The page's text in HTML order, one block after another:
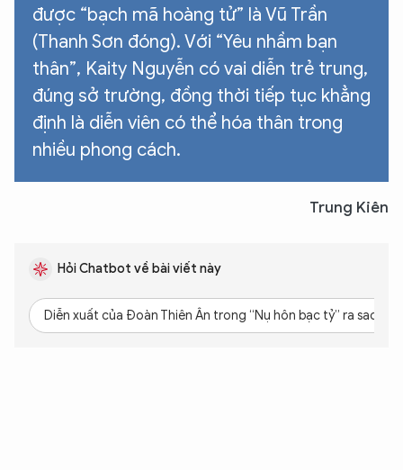
được “bạch mã hoàng tử” là Vũ Trần
(Thanh Sơn đóng). Với “Yêu nhầm bạn
thân”, Kaity Nguyễn có vai diễn trẻ trung,
đúng sở trường, đồng thời tiếp tục khẳng
định là diễn viên có thể hóa thân trong
nhiều phong cách.
Trung Kiên
Hỏi Chatbot về bài viết này
Diễn xuất của Đoàn Thiên Ân trong “Nụ hôn bạc tỷ” ra sao?